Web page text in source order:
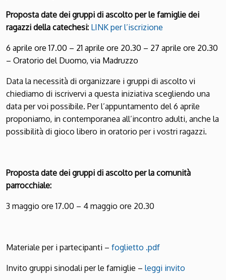
Proposta date dei gruppi di ascolto per le famiglie dei
ragazzi della catechesi: LINK per l’iscrizione
6 aprile ore 17.00 – 21 aprile ore 20.30 – 27 aprile ore 20.30
– Oratorio del Duomo, via Madruzzo
Data la necessità di organizzare i gruppi di ascolto vi
chiediamo di iscrivervi a questa iniziativa scegliendo una
data per voi possibile. Per l’appuntamento del 6 aprile
proponiamo, in contemporanea all’incontro adulti, anche la
possibilità di gioco libero in oratorio per i vostri ragazzi.
Proposta date dei gruppi di ascolto per la comunità
parrocchiale:
3 maggio ore 17.00 – 4 maggio ore 20.30
Materiale per i partecipanti – foglietto .pdf
Invito gruppi sinodali per le famiglie – leggi invito